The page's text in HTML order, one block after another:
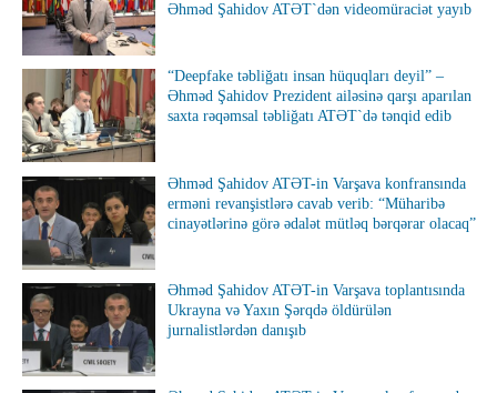
Əhməd Şahidov ATƏT`dən videomüraciət yayıb
“Deepfake təbliğatı insan hüquqları deyil” –
Əhməd Şahidov Prezident ailəsinə qarşı aparılan
saxta rəqəmsal təbliğatı ATƏT`də tənqid edib
Əhməd Şahidov ATƏT-in Varşava konfransında
erməni revanşistlərə cavab verib: “Müharibə
cinayətlərinə görə ədalət mütləq bərqərar olacaq”
Əhməd Şahidov ATƏT-in Varşava toplantısında
Ukrayna və Yaxın Şərqdə öldürülən
jurnalistlərdən danışıb